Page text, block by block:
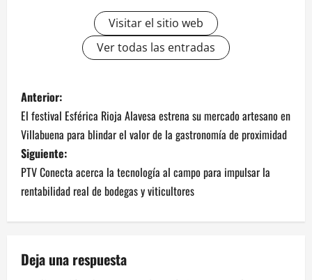
Visitar el sitio web
Ver todas las entradas
N
a
v
e
g
a
Anterior:
El festival Esférica Rioja Alavesa estrena su mercado artesano en
Villabuena para blindar el valor de la gastronomía de proximidad
Siguiente:
PTV Conecta acerca la tecnología al campo para impulsar la
rentabilidad real de bodegas y viticultores
Deja una respuesta